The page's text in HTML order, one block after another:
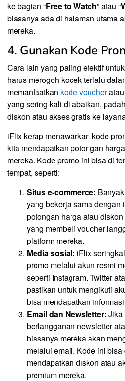
ke bagian “Free to Watch” atau “
biasanya ada di halaman utama
mereka.
4. Gunakan Kode
Cara lain yang paling efektif
harus merogoh kocek terlalu
memanfaatkan kode voucheratau
yang sering kali di abaikan,
diskon atau akses gratis ke
iFlix kerap menawarkan kode
kita mendapatkan potongan
mereka. Kode promo ini bisa di
tempat, seperti:
Situs e-commerce:
yang bekerja sama dengan
potongan harga atau
yang membeli voucher
platform mereka.
Media sosial: iFlix
promo melalui akun resmi
seperti Instagram, Twitter
pastikan untuk mengikuti
bisa mendapatkan
Email dan Newsletter: Jika
berlangganan newsletter
biasanya mereka akan
melalui email. Kode ini
mendapatkan diskon atau
premium mereka.